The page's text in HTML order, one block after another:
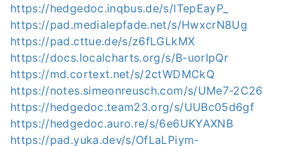
https://hedgedoc.inqbus.de/s/lTepEayP_
https://pad.medialepfade.net/s/HwxcrN8Ug
https://pad.cttue.de/s/z6fLGLkMX
https://docs.localcharts.org/s/B-uorIpQr
https://md.cortext.net/s/2ctWDMCkQ
https://notes.simeonreusch.com/s/UMe7-2C26
https://hedgedoc.team23.org/s/UUBc05d6gf
https://hedgedoc.auro.re/s/6e6UKYAXNB
https://pad.yuka.dev/s/OfLaLPiym-